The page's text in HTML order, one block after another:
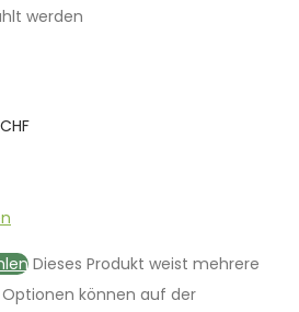
werden
CHF
Dieses Produkt weist mehrere
können auf der